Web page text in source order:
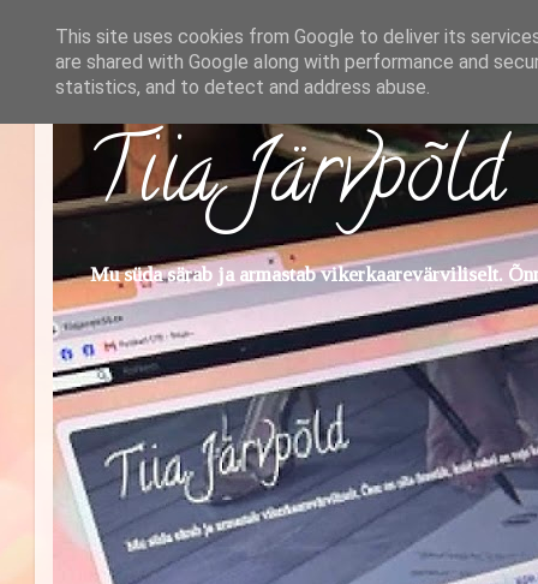
Tiia Järvpõld
Mu süda särab ja armastab vikerkaarevärviliselt.
This site uses cookies from Google to deliver its
are shared with Google along with performance and
statistics, and to detect and address abuse.